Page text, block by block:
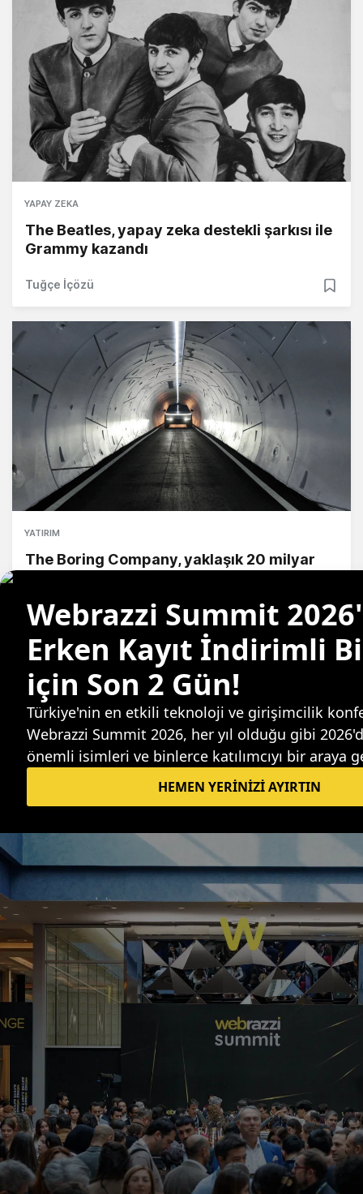
YAPAY ZEKA
The Beatles, yapay zeka destekli şarkısı ile
Grammy kazandı
Tuğçe İçözü
YATIRIM
The Boring Company, yaklaşık 20 milyar
Sıradaki haber
Apple Watch 2 bu yıl sonunda
tanıtılacak